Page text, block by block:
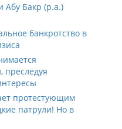
Абу Бакр (р.а.)
банкротство в
преследуя
протестующим
патрули! Но в